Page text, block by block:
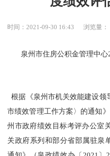
时间：2021-09-30 16:43 浏览量：
泉州市住房公积金管理中心
根据《泉州市机关效能建设领
市绩效管理工作方案〉的通知
州市政府绩效目标考评办公室
关政府系列和部分省部属驻泉